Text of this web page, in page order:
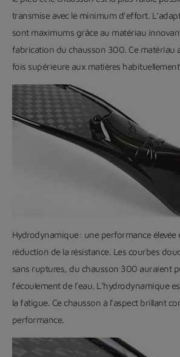
transmise avec le minimum d’effort.
sont maximums grâce au matériau
fabrication du chausson 300. Ce matériau
fois supérieure aux matières
Hydrodynamique: une performance élevée
réduction de la résistance. Les courbes
sans ruptures, du chausson 300 auraient
l’écoulement de l’eau. L’hydrodynamique
la fatigue. Ce chausson à l’aspect brillant
performance.